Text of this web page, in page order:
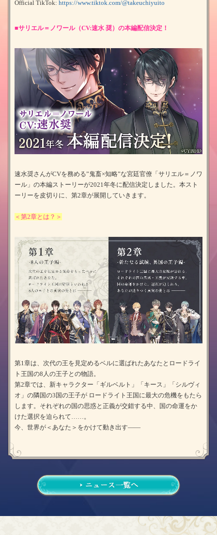
Official TikTok: https://www.tiktok.com/@takeuchiyuito
■サリエル＝ノワール（CV:速水 奨）の本編配信決定！
速水奨さんがCVを務める”鬼畜×知略”な宮廷官僚「サリエル＝ノワ
ール」の本編ストーリーが2021年冬に配信決定しました。本スト
ーリーを皮切りに、第2章が展開していきます。
＜第2章とは？＞
第1章は、次代の王を見定めるベルに選ばれたあなたとロードライ
ト王国の8人の王子との物語。
第2章では、新キャラクター「ギルベルト」「キース」「シルヴィ
オ」の隣国の3国の王子が ロードライト王国に最大の危機をもたら
します。それぞれの国の思惑と正義が交錯する中、国の命運をか
けた選択を迫られて……。
今、世界が＜あなた＞をかけて動き出す――